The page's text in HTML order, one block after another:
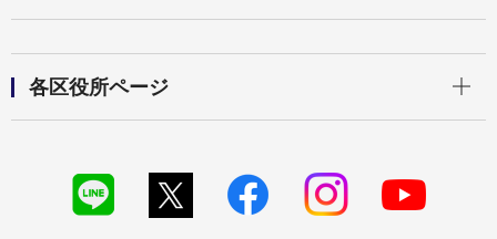
各区役所ページ